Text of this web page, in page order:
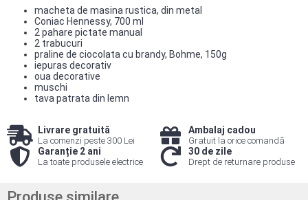
macheta de masina rustica, din metal
Coniac Hennessy, 700 ml
2 pahare pictate manual
2 trabucuri
praline de ciocolata cu brandy, Bohme, 150g
iepuras decorativ
oua decorative
muschi
tava patrata din lemn
Livrare gratuită
La comenzi peste 300 Lei
Ambalaj cadou
Gratuit la orice comandă
Garanție 2 ani
La toate produsele electrice
30 de zile
Drept de returnare produse